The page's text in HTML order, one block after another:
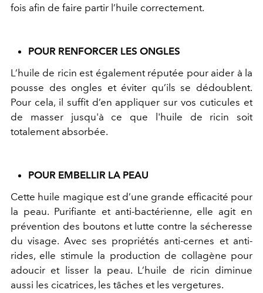
fois afin de faire partir l’huile correctement.
POUR RENFORCER LES ONGLES
L’huile de ricin est également réputée pour aider à la
pousse des ongles et éviter qu’ils se dédoublent.
Pour cela, il suffit d’en appliquer sur vos cuticules et
de masser jusqu'à ce que l'huile de ricin soit
totalement absorbée.
POUR EMBELLIR LA PEAU
Cette huile magique est d’une grande efficacité pour
la peau. Purifiante et anti-bactérienne, elle agit en
prévention des boutons et lutte contre la sécheresse
du visage. Avec ses propriétés anti-cernes et anti-
rides, elle stimule la production de collagène pour
adoucir et lisser la peau. L’huile de ricin diminue
aussi les cicatrices, les tâches et les vergetures.